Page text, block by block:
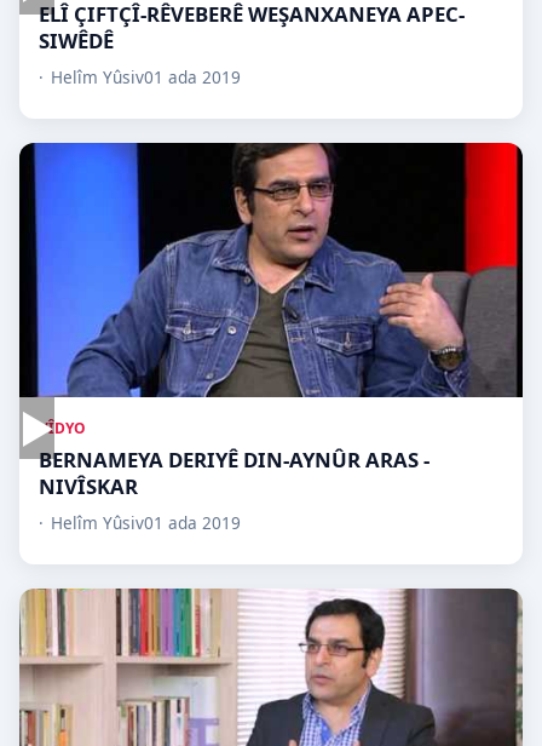
ELÎ ÇIFTÇÎ-RÊVEBERÊ WEŞANXANEYA APEC-
SIWÊDÊ
Helîm Yûsiv01 ada 2019
▶VÎDYO
BERNAMEYA DERIYÊ DIN-AYNÛR ARAS -
NIVÎSKAR
Helîm Yûsiv01 ada 2019